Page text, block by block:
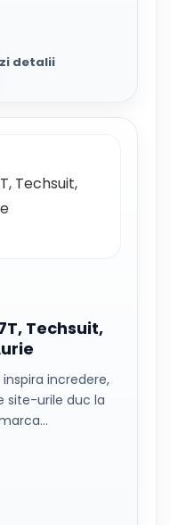
detalii
Techsuit,
incredere,
site-urile duc la